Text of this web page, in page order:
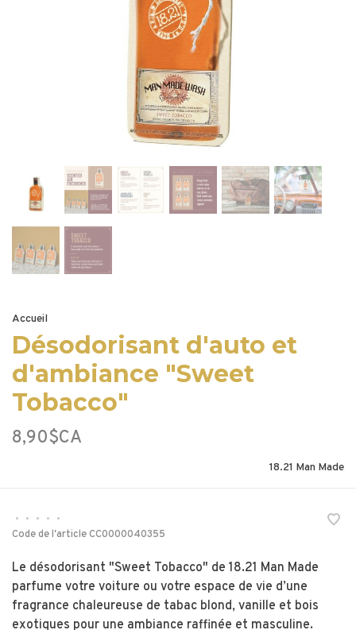
Accueil
Désodorisant d'auto et
d'ambiance "Sweet
Tobacco"
8,90$CA
18.21 Man Made
• • • •
•
Code de l'articleCC0000040355
Le désodorisant "Sweet Tobacco" de 18.21 Man Made
parfume votre voiture ou votre espace de vie d’une
fragrance chaleureuse de tabac blond, vanille et bois
exotiques pour une ambiance raffinée et masculine.